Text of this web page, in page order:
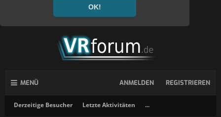
OK!
MENÜ
Derzeitige Besucher Letzte Aktivitäten ...
ANMELDEN REGISTRIEREN